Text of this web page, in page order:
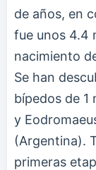
de años, en
fue unos 4.4
nacimiento
Se han
bípedos de
y
(Argentina).
primeras